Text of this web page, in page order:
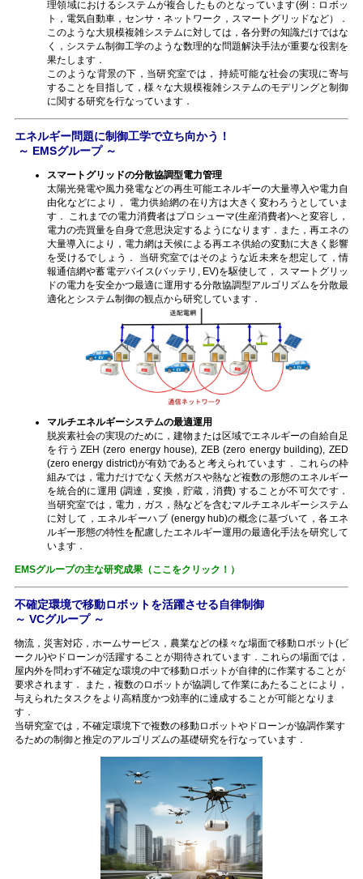
理領域におけるシステムが複合したものとなっています(例：ロボッ
ト，電気自動車，センサ・ネットワーク，スマートグリッドなど）．
このような大規模複雑システムに対しては，各分野の知識だけではな
く，システム制御工学のような数理的な問題解決手法が重要な役割を
果たします．
このような背景の下，当研究室では， 持続可能な社会の実現に寄与
することを目指して，様々な大規模複雑システムのモデリングと制御
に関する研究を行なっています．
エネルギー問題に制御工学で立ち向かう！
～ EMSグループ ～
スマートグリッドの分散協調型電力管理
太陽光発電や風力発電などの再生可能エネルギーの大量導入や電力自
由化などにより， 電力供給網の在り方は大きく変わろうとしていま
す． これまでの電力消費者はプロシューマ(生産消費者)へと変容し，
電力の売買量を自身で意思決定するようになります．また，再エネの
大量導入により，電力網は天候による再エネ供給の変動に大きく影響
を受けるでしょう． 当研究室ではそのような近未来を想定して，情
報通信網や蓄電デバイス(バッテリ, EV)を駆使して， スマートグリッ
ドの電力を安全かつ最適に運用する分散協調型アルゴリズムを分散最
適化とシステム制御の観点から研究しています．
マルチエネルギーシステムの最適運用
脱炭素社会の実現のために，建物または区域でエネルギーの自給自足
を行うZEH (zero energy house), ZEB (zero energy building), ZED
(zero energy district)が有効であると考えられています． これらの枠
組みでは，電力だけでなく天然ガスや熱など複数の形態のエネルギー
を統合的に運用 (調達，変換，貯蔵，消費) することが不可欠です．
当研究室では，電力，ガス，熱などを含むマルチエネルギーシステム
に対して，エネルギーハブ (energy hub)の概念に基づいて，各エネ
ルギー形態の特性を配慮したエネルギー運用の最適化手法を研究して
います．
EMSグループの主な研究成果（ここをクリック！）
不確定環境で移動ロボットを活躍させる自律制御
～ VCグループ ～
物流，災害対応，ホームサービス，農業などの様々な場面で移動ロボット(ビ
ークル)やドローンが活躍することが期待されています．これらの場面では，
屋内外を問わず不確定な環境の中で移動ロボットが自律的に作業することが
要求されます． また，複数のロボットが協調して作業にあたることにより，
与えられたタスクをより高精度かつ効率的に達成することが可能となりま
す．
当研究室では，不確定環境下で複数の移動ロボットやドローンが協調作業す
るための制御と推定のアルゴリズムの基礎研究を行なっています．